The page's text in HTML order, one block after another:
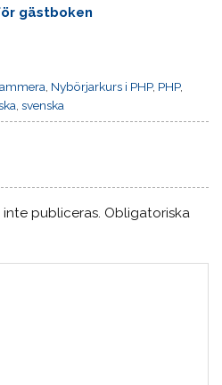
gästboken
Nybörjarkurs i PHP, PHP,
,svenska
publiceras. Obligatoriska